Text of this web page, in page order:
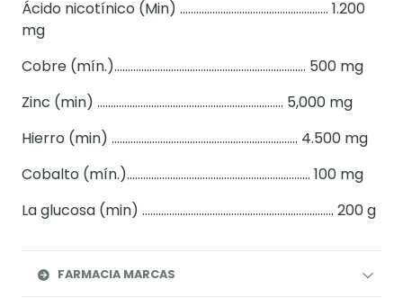
Ácido nicotínico (Min) ………………………………………………. 1.200
mg
Cobre (mín.)…………………………………………………………….. 500 mg
Zinc (min) …………………………………………………………… 5,000 mg
Hierro (min) …………………………………………………………… 4.500 mg
Cobalto (mín.)………………………………………………………….. 100 mg
La glucosa (min) …………………………………………………………….. 200 g
FARMACIA MARCAS